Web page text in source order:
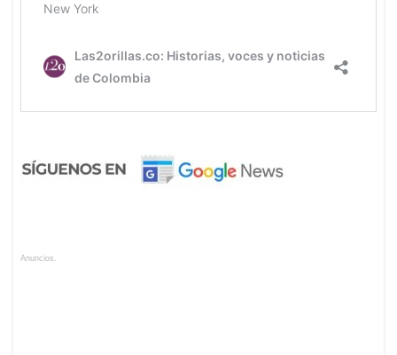
Anuncios.